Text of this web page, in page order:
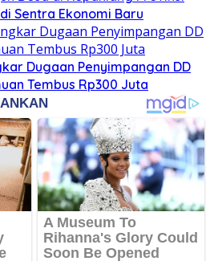
Sentra Ekonomi Baru
Dugaan Penyimpangan DD
Tembus Rp300 Juta